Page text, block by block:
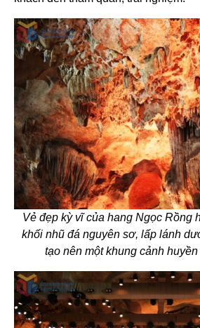
Vẻ đẹp kỳ vĩ của hang Ngọc Rồng
khối nhũ đá nguyên sơ, lấp lánh
tạo nên một khung cảnh